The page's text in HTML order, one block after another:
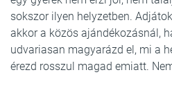
sokszor ilyen helyzetben.
akkor a közös ajándékozásnál,
udvariasan magyarázd el, mi a
érezd rosszul magad emiatt.